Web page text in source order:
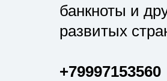
банкноты и
развитых